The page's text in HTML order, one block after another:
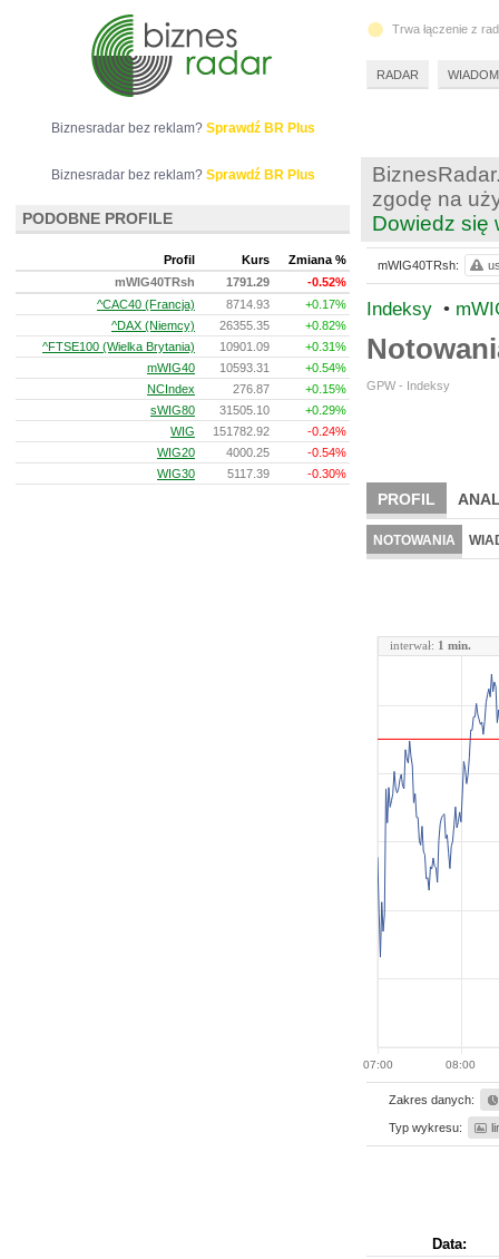
zgodę na
Dowiedz się
Indeksy •
GPW - Indeksy
PROFIL
NOTOWANIA
07:00 08:00
interwał: 1 min.
Zakres danych:
Typ wykresu:
Data:
mWIG40TRsh:
Biznesradar bez reklam? Sprawdź BR Plus
Biznesradar bez reklam? Sprawdź BR Plus
PODOBNE PROFILE
Profil Kurs
Zmiana %
mWIG40TRsh
1791.29
-0.52%
^CAC40 (Francja)
8714.93
+0.17%
^DAX (Niemcy)
26355.35
+0.82%
^FTSE100 (Wielka Brytania)
10901.09
+0.31%
mWIG40
10593.31
+0.54%
NCIndex
276.87
+0.15%
sWIG80
31505.10
+0.29%
WIG
151782.92
-0.24%
WIG20
4000.25
-0.54%
WIG30
5117.39 -0.30%
Trwa łączenie z
RADAR